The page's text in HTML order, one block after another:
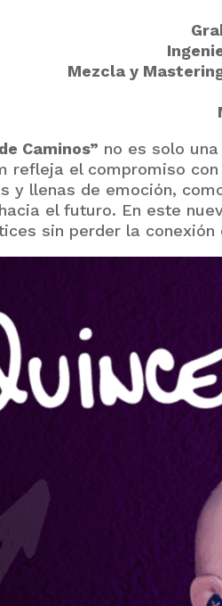
Mezcla y
Caminos” no es solo
refleja el compromiso
y llenas de emoción,
el futuro. En este
sin perder la